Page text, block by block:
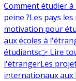
Comment étudier
peine ?Les pays
motivation pour
aux écoles à
étudiants👉 Lire
l'étrangerLes
internationaux aux